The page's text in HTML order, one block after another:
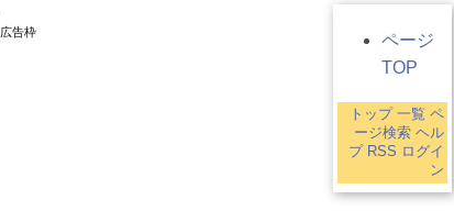
広告枠
ページ
TOP
トップ 一覧 ペ
ージ検索 ヘル
プ RSS ログイ
ン